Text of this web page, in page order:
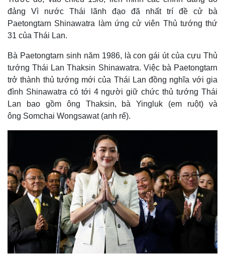
đảng Vì nước Thái lãnh đạo đã nhất trí đề cử bà
Paetongtarn Shinawatra làm ứng cử viên Thủ tướng thứ
31 của Thái Lan.
Bà Paetongtarn sinh năm 1986, là con gái út của cựu Thủ
tướng Thái Lan Thaksin Shinawatra. Việc bà Paetongtarn
trở thành thủ tướng mới của Thái Lan đồng nghĩa với gia
đình Shinawatra có tới 4 người giữ chức thủ tướng Thái
Lan bao gồm ông Thaksin, bà Yingluk (em ruột) và
ông Somchai Wongsawat (anh rể).